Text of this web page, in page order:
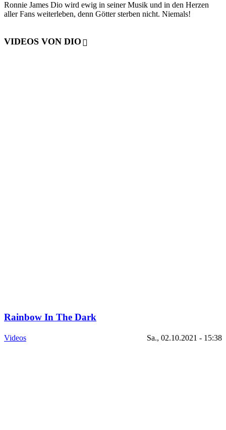
Ronnie James Dio wird ewig in seiner Musik und in den Herzen
aller Fans weiterleben, denn Götter sterben nicht. Niemals!
VIDEOS VON DIO
Rainbow In The Dark
Videos Sa., 02.10.2021 - 15:38